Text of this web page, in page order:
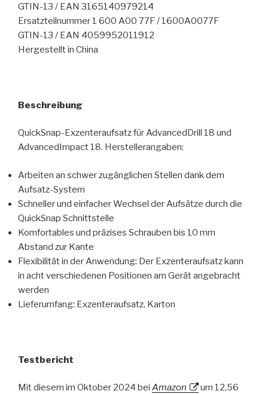
GTIN-13 / EAN 3165140979214
Ersatzteilnummer 1 600 A00 77F / 1600A0077F
GTIN-13 / EAN 4059952011912
Hergestellt in China
Beschreibung
QuickSnap-Exzenteraufsatz für AdvancedDrill 18 und
AdvancedImpact 18. Herstellerangaben:
Arbeiten an schwer zugänglichen Stellen dank dem
Aufsatz-System
Schneller und einfacher Wechsel der Aufsätze durch die
QuickSnap Schnittstelle
Komfortables und präzises Schrauben bis 10 mm
Abstand zur Kante
Flexibilität in der Anwendung: Der Exzenteraufsatz kann
in acht verschiedenen Positionen am Gerät angebracht
werden
Lieferumfang: Exzenteraufsatz, Karton
Testbericht
Mit diesem im Oktober 2024 bei Amazon
um 12,56